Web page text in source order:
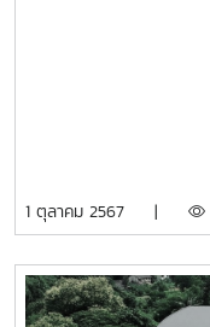
1 ตุลาคม 2567 |